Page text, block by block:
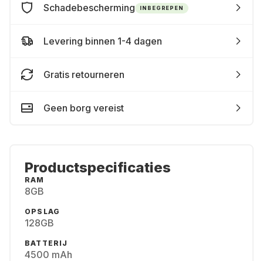
Schadebescherming INBEGREPEN
Levering binnen 1-4 dagen
Gratis retourneren
Geen borg vereist
Productspecificaties
RAM
8GB
OPSLAG
128GB
BATTERIJ
4500 mAh